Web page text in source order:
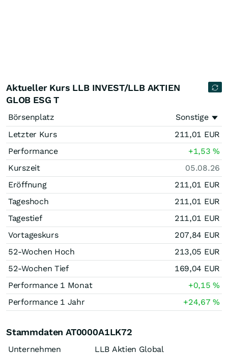
Aktueller Kurs LLB INVEST/LLB AKTIEN
GLOB ESG T
Börsenplatz
Sonstige
Letzter Kurs
211,01 EUR
Performance
+1,53%
Kurszeit
05.08.26
Eröffnung
211,01 EUR
Tageshoch
211,01 EUR
Tagestief
211,01 EUR
Vortageskurs
207,84 EUR
52-Wochen Hoch
213,05 EUR
52-Wochen Tief
169,04 EUR
Performance 1 Monat
+0,15%
Performance 1 Jahr
+24,67%
Stammdaten AT0000A1LK72
Unternehmen
LLB Aktien Global